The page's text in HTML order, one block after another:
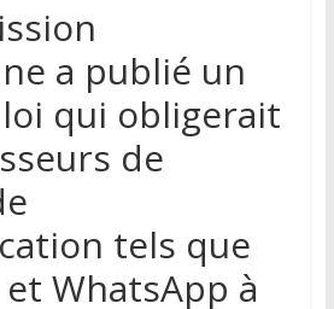
a publié un
qui obligerait
de
tels que
WhatsApp à